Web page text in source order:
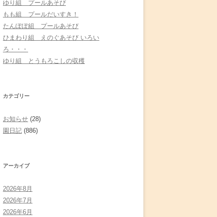
ゆり組 プールあそび
もも組 プールだいすき！
たんぽぽ組 プールあそび
ひまわり組 えのぐあそび いろい
ろ・・・
ゆり組 とうもろこしの収穫
カテゴリー
お知らせ (28)
園日記 (886)
アーカイブ
2026年8月
2026年7月
2026年6月